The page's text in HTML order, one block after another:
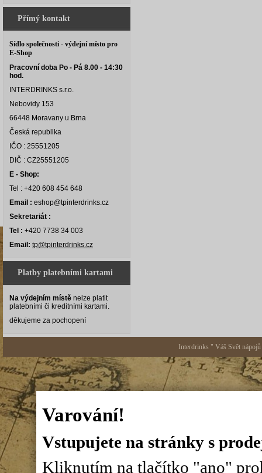
Přímý kontakt
Sídlo společnosti - výdejní místo pro
E-Shop
Pracovní doba Po - Pá 8.00 - 14:30
hod.
INTERDRINKS s.r.o.
Nebovidy 153
66448 Moravany u Brna
Česká republika
IČO : 25551205
DIČ : CZ25551205
E - Shop:
Tel : +420 608 454 648
Email : eshop@tpinterdrinks.cz
Sekretariát :
Tel : +420 7738 34 003
Email: tp@tpinterdrinks.cz
Platby platebními kartami
Na výdejním místě nelze platit
platebními či kreditními kartami.
děkujeme za pochopení
Interdrinks " Váš Svět
Varování!
Vstupujete na stránky s
Kliknutím na tlačítko "ano"